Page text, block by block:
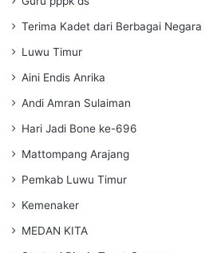
Terima Kadet dari Berbagai Negara
Luwu Timur
Aini Endis Anrika
Andi Amran Sulaiman
Hari Jadi Bone ke-696
Mattompang Arajang
Pemkab Luwu Timur
Kemenaker
MEDAN KITA